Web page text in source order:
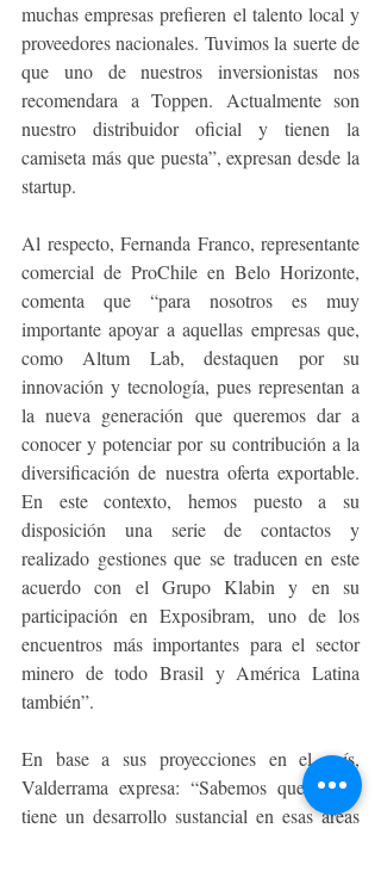
muchas empresas prefieren el talento local y
proveedores nacionales. Tuvimos la suerte de
que uno de nuestros inversionistas nos
recomendara a Toppen. Actualmente son
nuestro distribuidor oficial y tienen la
camiseta más que puesta”, expresan desde la
startup.
Al respecto, Fernanda Franco, representante
comercial de ProChile en Belo Horizonte,
comenta que “para nosotros es muy
importante apoyar a aquellas empresas que,
como Altum Lab, destaquen por su
innovación y tecnología, pues representan a
la nueva generación que queremos dar a
conocer y potenciar por su contribución a la
diversificación de nuestra oferta exportable.
En este contexto, hemos puesto a su
disposición una serie de contactos y
realizado gestiones que se traducen en este
acuerdo con el Grupo Klabin y en su
participación en Exposibram, uno de los
encuentros más importantes para el sector
minero de todo Brasil y América Latina
también”.
En base a sus proyecciones en el país,
Valderrama expresa: “Sabemos que Brasil
tiene un desarrollo sustancial en esas áreas